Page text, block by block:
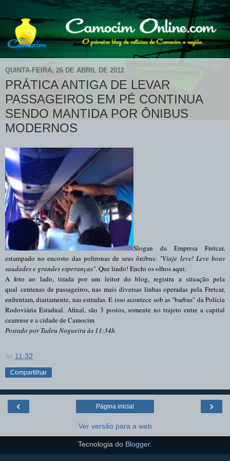
QUINTA-FEIRA, 26 DE ABRIL DE 2012
PRÁTICA ANTIGA DE LEVAR
PASSAGEIROS EM PÉ CONTINUA
SENDO MANTIDA POR ÔNIBUS
MODERNOS
Slogan da Empresa Fretcar,
estampado no encosto das poltronas de seus ônibus: "Viaje leve! Leve boas
saudades e grandes esperanças". Que lindo! Enchi os olhos aqui.
A foto ao lado, tirada por um leitor do blog, registra a situação pela
qual centenas de passageiros, nas mais diversas linhas operadas pela Fretcar,
enfrentam, diariamente, nas estradas.E isso acontece sob as "barbas" da Polícia
Rodoviária Estadual. Afinal, são 3 postos, somente no trajeto entre a capital
cearense e a cidade de Camocim
Postado por Tadeu Nogueira às 11:34h
às 11:32
Compartilhar
‹ ›
Página inicial
Ver versão para a web
Tecnologia do Blogger.